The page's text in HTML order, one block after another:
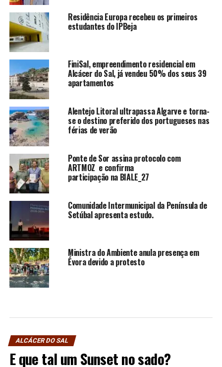
Residência Europa recebeu os primeiros
estudantes do IPBeja
FiniSal, empreendimento residencial em
Alcácer do Sal, já vendeu 50% dos seus 39
apartamentos
Alentejo Litoral ultrapassa Algarve e torna-
se o destino preferido dos portugueses nas
férias de verão
Ponte de Sor assina protocolo com
ARTMOZ e confirma
participação na BIALE_27
Comunidade Intermunicipal da Península de
Setúbal apresenta estudo.
Ministra do Ambiente anula presença em
Évora devido a protesto
ALCÁCER DO SAL
E que tal um Sunset no sado?